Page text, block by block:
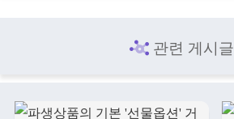
관련 게시글